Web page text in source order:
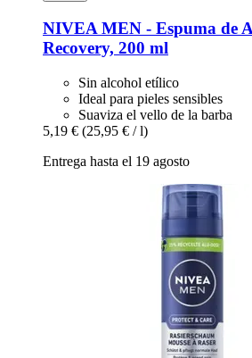
NIVEA MEN -​ Espuma de
Recovery, 200 ml
Sin alcohol etílico
Ideal para pieles sensibles
Suaviza el vello de la barba
5,19 € (25,95 € / l)
Entrega hasta el 19 agosto